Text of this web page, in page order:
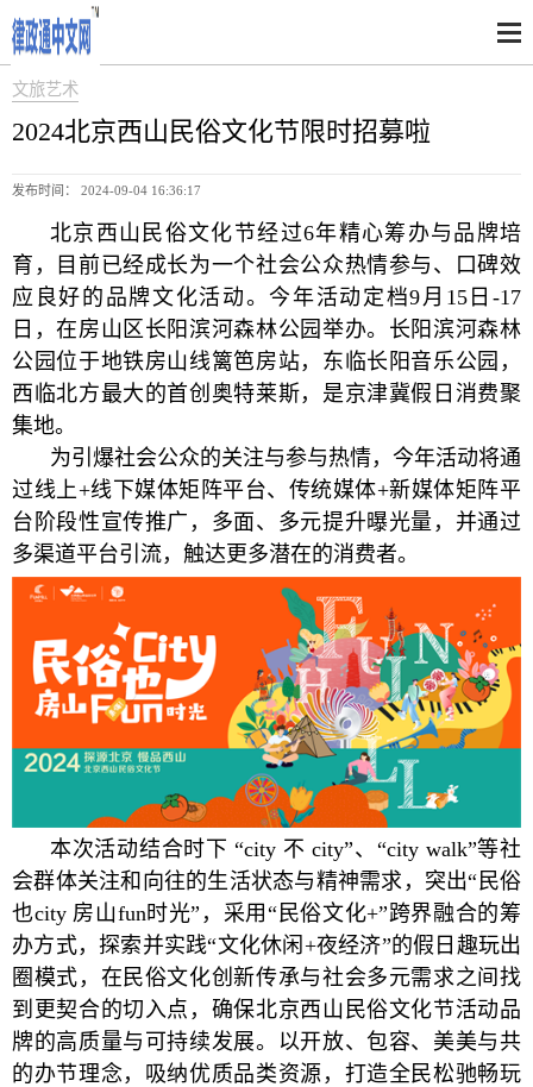
文旅艺术
2024北京西山民俗文化节限时招募啦
发布时间： 2024-09-04 16:36:17
北京西山民俗文化节经过6年精心筹办与品牌培
育，目前已经成长为一个社会公众热情参与、口碑效
应良好的品牌文化活动。今年活动定档9月15日-17
日，在房山区长阳滨河森林公园举办。长阳滨河森林
公园位于地铁房山线篱笆房站，东临长阳音乐公园，
西临北方最大的首创奥特莱斯，是京津冀假日消费聚
集地。
为引爆社会公众的关注与参与热情，今年活动将通
过线上+线下媒体矩阵平台、传统媒体+新媒体矩阵平
台阶段性宣传推广，多面、多元提升曝光量，并通过
多渠道平台引流，触达更多潜在的消费者。
本次活动结合时下 “city 不 city”、“city walk”等社
会群体关注和向往的生活状态与精神需求，突出“民俗
也city 房山fun时光”，采用“民俗文化+”跨界融合的筹
办方式，探索并实践“文化休闲+夜经济”的假日趣玩出
圈模式，在民俗文化创新传承与社会多元需求之间找
到更契合的切入点，确保北京西山民俗文化节活动品
牌的高质量与可持续发展。以开放、包容、美美与共
的办节理念，吸纳优质品类资源，打造全民松驰畅玩